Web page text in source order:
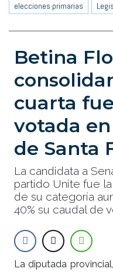
elecciones primarias
Betina
cuarta
votada
de Santa
La candidata a
partido Unite fue
de su categoría
40% su caudal de
La diputada